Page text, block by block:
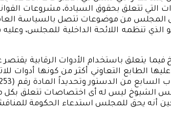
التي تتعلق بحقوق السيادة، مشروعات
من موضوعات تتصل بالسياسة العامة
الذي تنظمه اللائحة الداخلية
يتعلق باستخدام الأدوات الرقابية
عليها الطابع التعاوني أكثر من كونها
ليس له أى اختصاصات تتعلق بكل من
أنه يحق للمجلس استدعاء الحكومة